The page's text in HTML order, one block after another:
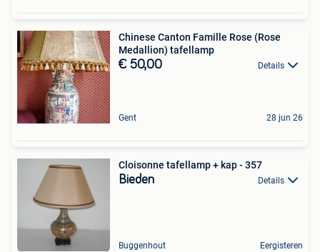
Chinese Canton Famille Rose (Rose
Medallion) tafellamp
€ 50,00 Details
Gent 28 jun 26
Cloisonne tafellamp + kap - 357
Bieden Details
Buggenhout Eergisteren